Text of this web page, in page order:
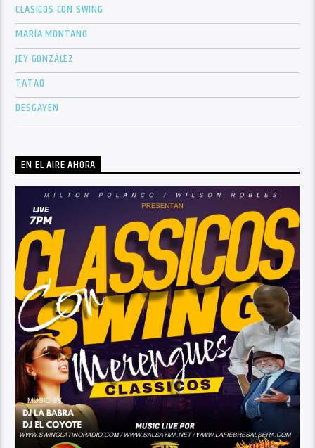
CLASICOS CON SWING
MARÍA MONTANO
JEY GONZÁLEZ
TATAO
DESGAYEN
EN EL AIRE AHORA